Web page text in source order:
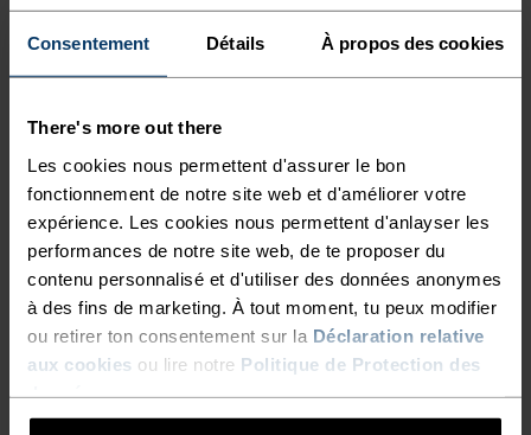
Consentement Détails À propos des cookies
There's more out there
Les cookies nous permettent d'assurer le bon
fonctionnement de notre site web et d'améliorer votre
expérience. Les cookies nous permettent d'anlayser les
performances de notre site web, de te proposer du
contenu personnalisé et d'utiliser des données anonymes
à des fins de marketing. À tout moment, tu peux modifier
ou retirer ton consentement sur la Déclaration relative
aux cookies ou lire notre Politique de Protection des
temps froid.
RAPIDE COMME L'ÉCLAIR,
LÉGER COMME L'AIR
Vêtements de running techniques à séchage
rapide pour garder une longueur d'avance.
NIVEAU D'ACTIVITÉ